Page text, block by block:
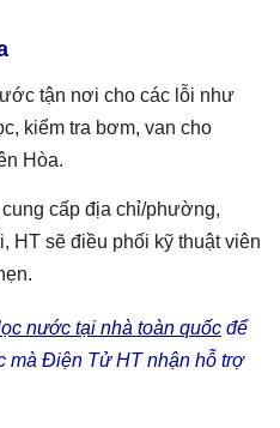
tận nơi cho các lỗi như
kiểm tra bơm, van cho
Hòa.
cấp địa chỉ/phường,
HT sẽ điều phối kỹ thuật viên
nước tại nhà toàn quốc để
mà Điện Tử HT nhận hỗ trợ